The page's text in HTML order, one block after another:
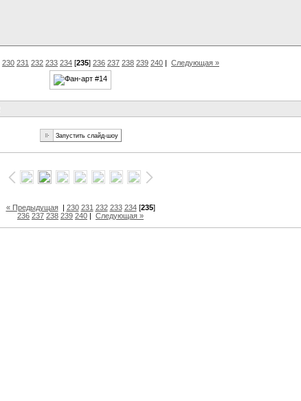
230 231 232 233 234 [235] 236 237 238 239 240 | Следующая »
« Предыдущая| 230 231 232 233 234[235]
236 237 238 239 240 | Следующая »